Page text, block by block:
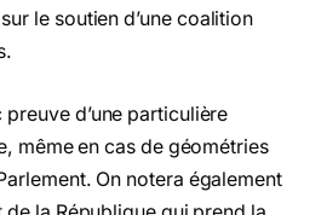
le soutien d’une coalition
d’une particulière
même en cas de géométries
On notera également